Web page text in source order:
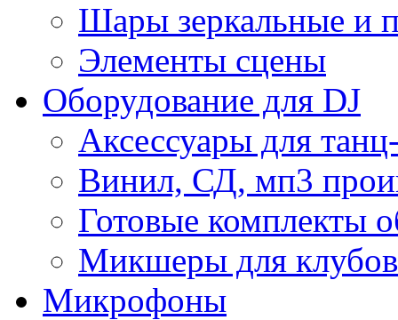
Шары зеркальные и
Элементы сцены
Оборудование для DJ
Аксессуары для
Винил, СД, мп3
Готовые комплекты
Микшеры для клубов
Микрофоны